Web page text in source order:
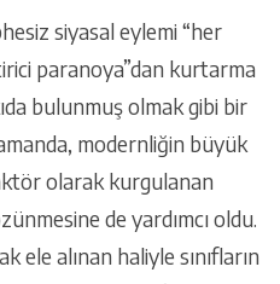
siyasal eylemi “her
paranoya”dan kurtarma
bulunmuş olmak gibi bir
modernliğin büyük
olarak kurgulanan
de yardımcı oldu.
ele alınan haliyle sınıfların